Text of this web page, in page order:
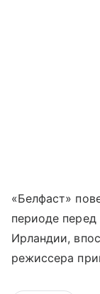
«Белфаст»
периоде
Ирландии,
режиссера